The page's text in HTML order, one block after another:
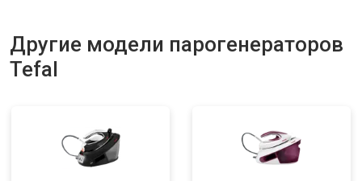
Другие модели парогенераторов
Tefal